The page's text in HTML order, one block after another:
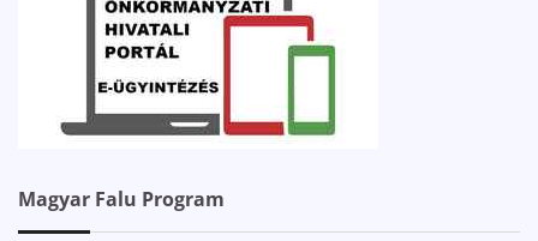
Magyar Falu Program